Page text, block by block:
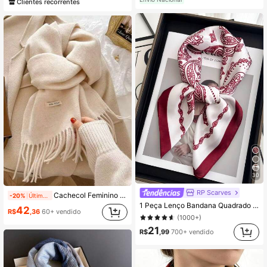
-20% Cachecol Feminino de Cor Sólida com Borlas Estilo Coreano Outono/Inverno, Aquecedor de Pescoço Tricotado de Alta Qualidade e Quente
R$42,36 60+ vendido
30
RP Scarves
1 Peça Lenço Bandana Quadrado de Cetim com Estampa Paisley, Lenço de Cabeça Feminino
(1000+)
R$21 ,99 700+ vendido